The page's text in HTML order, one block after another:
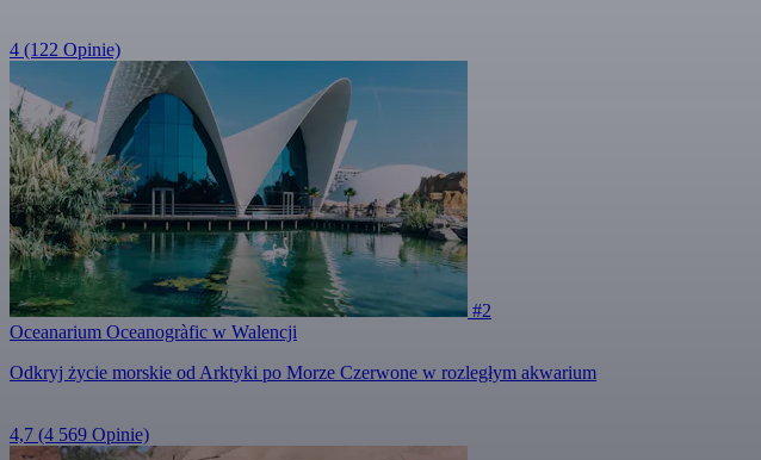
4 (122 Opinie)
#2
Oceanarium Oceanogràfic w Walencji
Odkryj życie morskie od Arktyki po Morze Czerwone w rozległym akwarium
4,7 (4 569 Opinie)